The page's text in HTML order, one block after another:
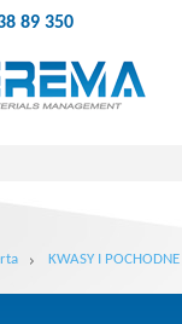
89 350
KWASY I POCHODNE